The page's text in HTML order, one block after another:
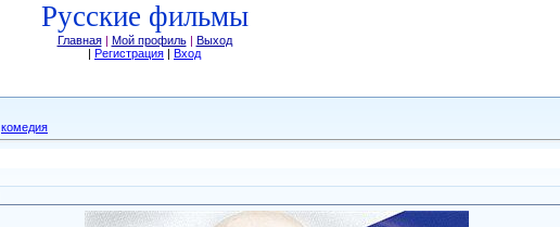
Русские фильмы
Главная| Мой профиль| Выход
| Регистрация | Вход
комедия